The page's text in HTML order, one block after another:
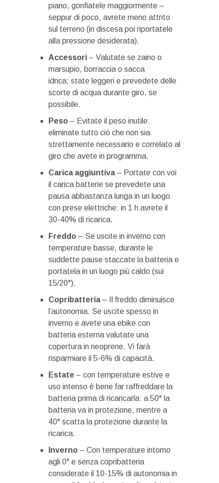
piano, gonfiatele maggiormente –
seppur di poco, avrete meno attrito
sul terreno (in discesa poi riportatele
alla pressione desiderata).
Accessori – Valutate se zaino o
marsupio, borraccia o sacca
idrica; state leggeri e prevedete delle
scorte di acqua durante giro, se
possibile.
Peso – Evitate il peso inutile:
eliminate tutto ciò che non sia
strettamente necessario e correlato al
giro che avete in programma.
Carica aggiuntiva– Portate con voi
il carica batterie se prevedete una
pausa abbastanza lunga in un luogo
con prese elettriche: in 1 h avrete il
30-40% di ricarica.
Freddo – Se uscite in inverno con
temperature basse, durante le
suddette pause staccate la batteria e
portatela in un luogo più caldo (sui
15/20°).
Copribatteria– Il freddo diminuisce
l’autonomia. Se uscite spesso in
inverno e avete una ebike con
batteria esterna valutate una
copertura in neoprene. Vi farà
risparmiare il 5-6% di capacità.
Estate – con temperature estive e
uso intenso è bene far raffreddare la
batteria prima di ricaricarla: a 50° la
batteria va in protezione, mentre a
40° scatta la protezione durante la
ricarica.
Inverno – Con temperature intorno
agli 0° e senza copribatteria
considerate il 10-15% di autonomia in